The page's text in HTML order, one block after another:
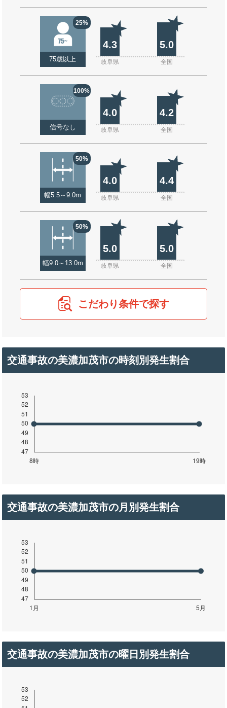
25%
75歳以上
4.3 5.0
岐阜県 全国
100%
信号なし
4.0 4.2
岐阜県 全国
50%
幅5.5～9.0m
4.0 4.4
岐阜県 全国
50%
幅9.0～13.0m
5.0 5.0
岐阜県 全国
こだわり条件で探す
交通事故の美濃加茂市の時刻別発生割合
交通事故の美濃加茂市の月別発生割合
交通事故の美濃加茂市の曜日別発生割合